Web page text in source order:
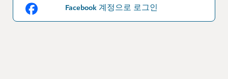
Facebook 계정으로 로그인